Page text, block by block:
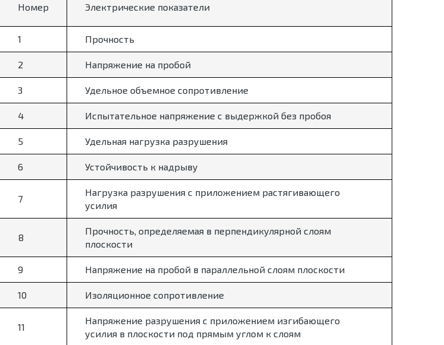
Номер Электрические показатели
1 Прочность
2 Напряжение на пробой
3 Удельное объемное сопротивление
4 Испытательное напряжение с выдержкой без пробоя
5 Удельная нагрузка разрушения
6 Устойчивость к надрыву
7
Нагрузка разрушения с приложением растягивающего
усилия
8
Прочность, определяемая в перпендикулярной слоям
плоскости
9 Напряжение на пробой в параллельной слоям плоскости
10 Изоляционное сопротивление
11
Напряжение разрушения с приложением изгибающего
усилия в плоскости под прямым углом к слоям